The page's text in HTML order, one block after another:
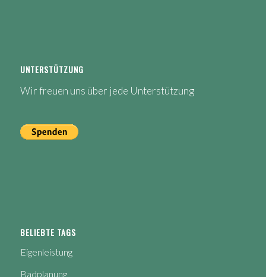
UNTERSTÜTZUNG
Wir freuen uns über jede Unterstützung
BELIEBTE TAGS
Eigenleistung
Badplanung